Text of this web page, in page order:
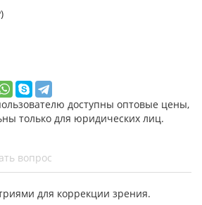
доступны оптовые цены,
только для юридических лиц.
вопрос
для коррекции зрения.